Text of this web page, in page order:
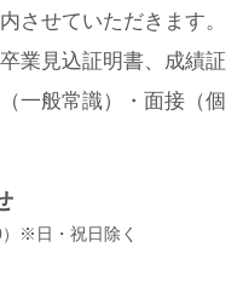
させていただきます。
業見込証明書、成績証
一般常識）・面接（個
※日・祝日除く